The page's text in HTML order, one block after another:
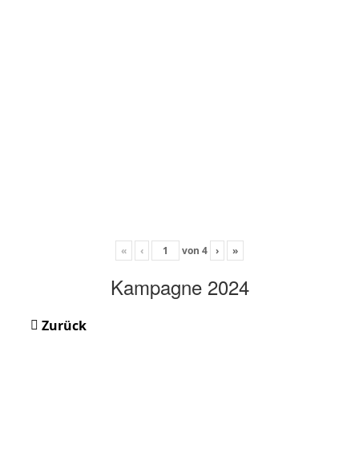
« ‹ von 4 › »
Kampagne 2024
Zurück